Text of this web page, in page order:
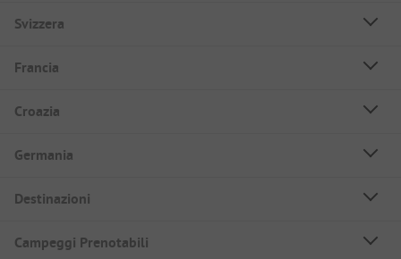
Svizzera
Francia
Croazia
Germania
Destinazioni
Campeggi Prenotabili